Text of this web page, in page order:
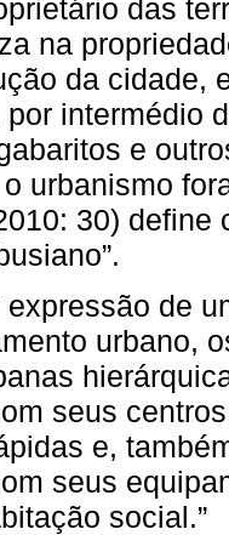
das
na
da cidade,
por intermédio
e
urbanismo
30) define
expressão de
urbano,
seus
e,
seus
social.”